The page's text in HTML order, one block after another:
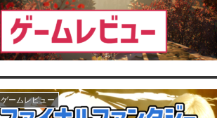
ゲームレビュー